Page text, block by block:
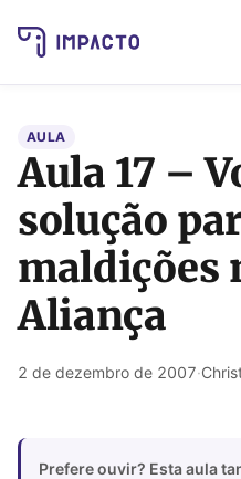
AULA
Aula 17 –
solução
maldições
Aliança
2 de dezembro de 2007·
Prefere ouvir? Esta aula